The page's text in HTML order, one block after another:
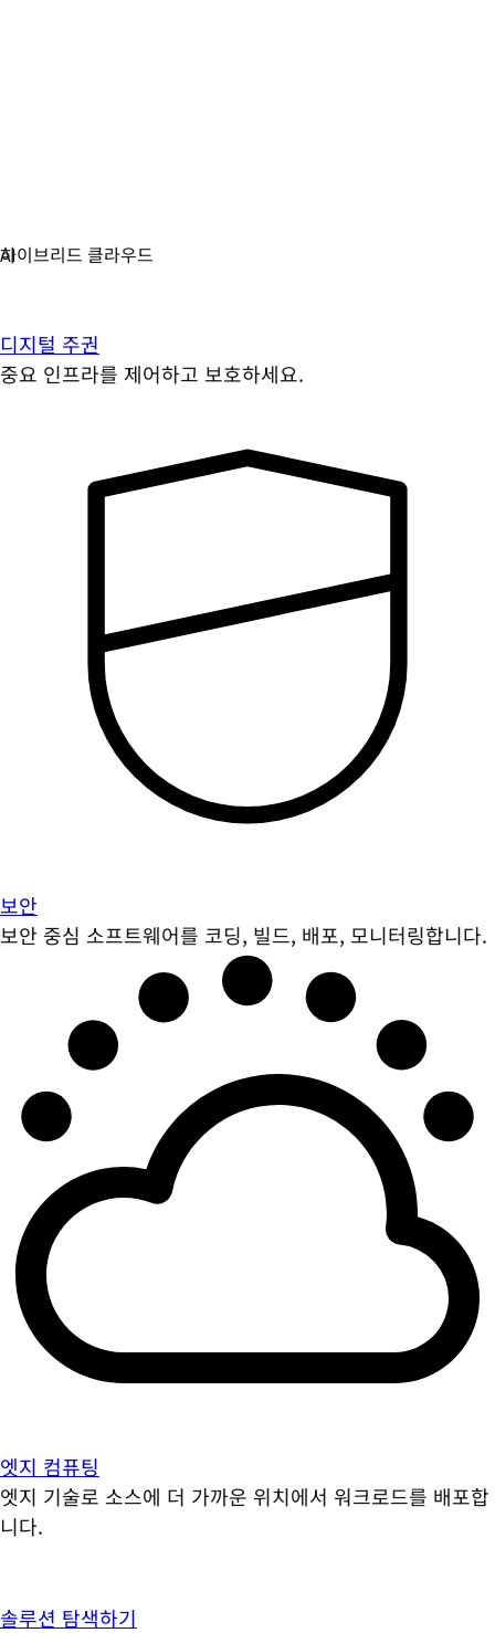
디지털 주권
중요 인프라를 제어하고 보호하세요.
보안
보안 중심 소프트웨어를 코딩, 빌드, 배포, 모니터링합니다.
엣지 컴퓨팅
엣지 기술로 소스에 더 가까운 위치에서 워크로드를 배포합
니다.
솔루션 탐색하기